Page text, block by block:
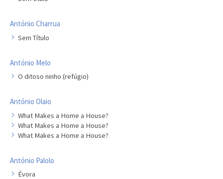
António Charrua
Sem Título
António Melo
O ditoso ninho (refúgio)
António Olaio
What Makes a Home a House?
What Makes a Home a House?
What Makes a Home a House?
António Palolo
Évora